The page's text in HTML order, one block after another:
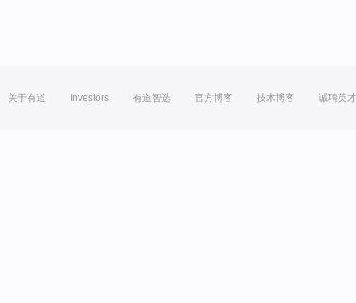
关于有道 Investors 有道智选 官方博客 技术博客 诚聘英才